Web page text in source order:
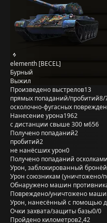
elementh [BECEL]
Бурный
Выжил
Произведено выстрелов13
прямых попаданий/пробитий8/
осколочно-фугасных
Нанесение урона1962
с дистанции свыше 300 м656
Получено попаданий2
пробитий2
не нанёсших урон0
Получено попаданий осколками
Урон, заблокированный бронёй
Урон союзникам (уничтожено/
Обнаружено машин
Повреждено/уничтожено
Урон, нанесённый с помощью
Очки захвата/защиты базы0/0
Пройдено километров2,42